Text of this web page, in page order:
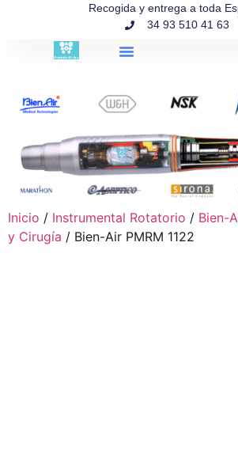
Recogida y entrega a toda
34 93 510 41 63
Inicio / Instrumental Rotatorio / Bien-
y Cirugía / Bien-Air PMRM 1122